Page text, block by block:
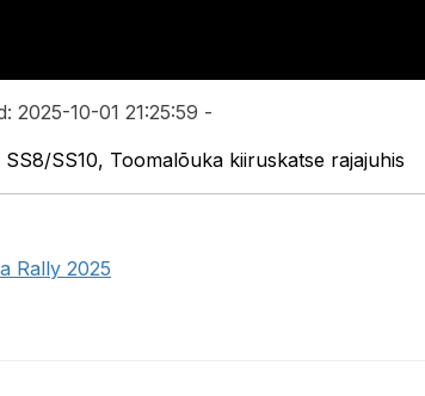
2025-10-01 21:25:59 -
SS10, Toomalõuka kiiruskatse rajajuhis
Rally 2025